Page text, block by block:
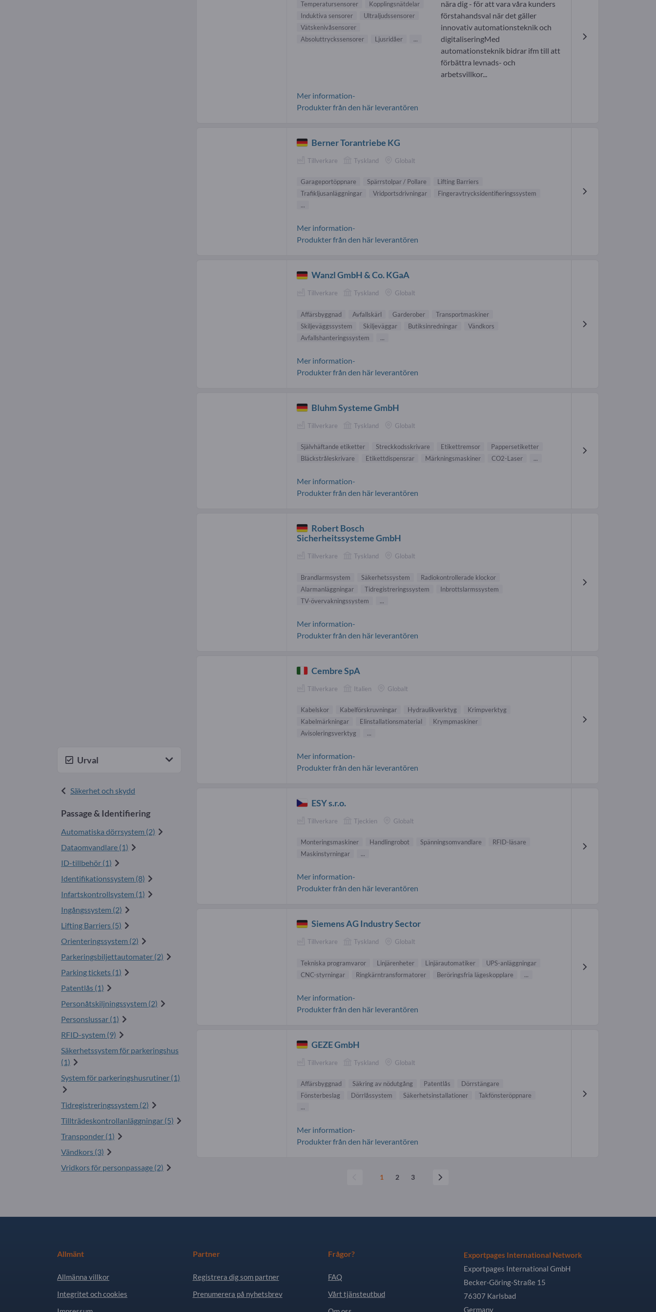
Urval
Säkerhet och skydd
Passage & Identifiering
Automatiska dörrsystem (2)
Dataomvandlare (1)
ID-tillbehör (1)
Identifikationssystem (8)
Infartskontrollsystem (1)
Ingångssystem (2)
Lifting Barriers (5)
Orienteringssystem (2)
Parkeringsbiljettautomater (2)
Parking tickets (1)
Patentlås (1)
Personåtskiljningssystem (2)
Personslussar (1)
RFID-system (9)
Säkerhetssystem för parkeringshus
(1)
System för parkeringshusrutiner (1)
Tidregistreringssystem (2)
Tillträdeskontrollanläggningar (5)
Transponder (1)
Vändkors (3)
Vridkors för personpassage (2)
Temperatursensorer
Kopplingsnätdelar
Induktiva sensorer
Ultraljudssensorer
Vätskenivåsensorer
Absoluttryckssensorer
Ljusridåer ...
nära dig - för att vara våra kunders
förstahandsval när det gäller
innovativ automationsteknik och
digitaliseringMed
automationsteknik bidrar ifm till att
förbättra levnads- och
arbetsvillkor...
Mer information-
Produkter från den här leverantören
Berner Torantriebe KG
Tillverkare Tyskland Globalt
Garageportöppnare Spärrstolpar / Pollare
Lifting Barriers
Trafikljusanläggningar
Vridportsdrivningar
Fingeravtrycksidentifieringssystem
...
Mer information-
Produkter från den här leverantören
Wanzl GmbH & Co. KGaA
Tillverkare Tyskland Globalt
Affärsbyggnad Avfallskärl Garderober
Transportmaskiner
Skiljeväggssystem
Skiljeväggar Butiksinredningar
Vändkors
Avfallshanteringssystem
...
Mer information-
Produkter från den här leverantören
Bluhm Systeme GmbH
Tillverkare Tyskland Globalt
Självhäftande etiketter Streckkodsskrivare Etikettremsor
Pappersetiketter
Bläckstråleskrivare
Etikettdispensrar Märkningsmaskiner CO2-Laser ...
Mer information-
Produkter från den här leverantören
Robert Bosch
Sicherheitssysteme GmbH
Tillverkare Tyskland Globalt
Brandlarmsystem Säkerhetssystem
Radiokontrollerade klockor
Alarmanläggningar
Tidregistreringssystem
Inbrottslarmssystem
TV-övervakningssystem
...
Mer information-
Produkter från den här leverantören
Cembre SpA
Tillverkare Italien Globalt
Kabelskor Kabelförskruvningar Hydraulikverktyg
Krimpverktyg
Kabelmärkningar
Elinstallationsmaterial
Krympmaskiner
Avisoleringsverktyg
...
Mer information-
Produkter från den här leverantören
ESY s.r.o.
Tillverkare Tjeckien Globalt
Monteringsmaskiner Handlingrobot Spänningsomvandlare
RFID-läsare
Maskinstyrningar
...
Mer information-
Produkter från den här leverantören
Siemens AG Industry Sector
Tillverkare Tyskland Globalt
Tekniska programvaror Linjärenheter Linjärautomatiker
UPS-anläggningar
CNC-styrningar
Ringkärntransformatorer Beröringsfria lägeskopplare ...
Mer information-
Produkter från den här leverantören
GEZE GmbH
Tillverkare Tyskland Globalt
Affärsbyggnad Säkring av nödutgång Patentlås
Dörrstängare
Fönsterbeslag
Dörrlåssystem Säkerhetsinstallationer
Takfönsteröppnare
...
Mer information-
Produkter från den här leverantören
1 2 3
Allmänt
Allmänna villkor
Integritet och cookies
Partner
Registrera dig som partner
Prenumerera på nyhetsbrev
Frågor?
FAQ
Vårt tjänsteutbud
Exportpages International Network
Exportpages International GmbH
Becker-Göring-Straße 15
76307 Karlsbad
Germany